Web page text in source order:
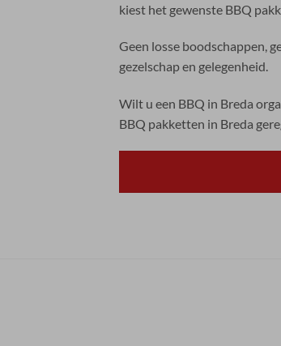
kiest het gewenste BBQ
Geen losse boodschappen,
gezelschap en gelegenheid.
Wilt u een BBQ in Breda
BBQ pakketten in Breda